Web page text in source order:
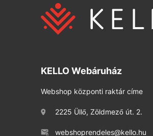
KELLO Webáruház
Webshop központi raktár címe
2225 Üllő, Zöldmező út. 2.
webshoprendeles@kello.hu